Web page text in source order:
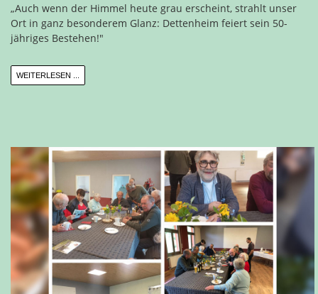
„Auch wenn der Himmel heute grau erscheint, strahlt unser
Ort in ganz besonderem Glanz: Dettenheim feiert sein 50-
jähriges Bestehen!"
WEITERLESEN ...